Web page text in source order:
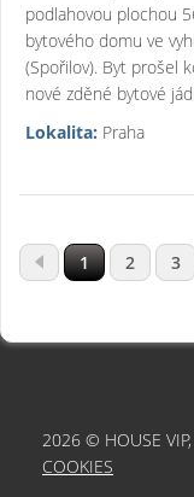
podlahovou plochou
bytového domu ve
(Spořilov). Byt prošel
nové zděné bytové
Lokalita: Praha
1 2 3
2026 © HOUSE VIP,
COOKIES